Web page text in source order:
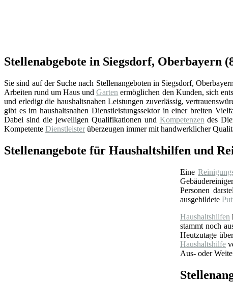
Stellenabgebote in Siegsdorf, Oberbayern
Sie sind auf der Suche nach Stellenangeboten in Siegsdorf,
Arbeiten rund um Haus undGarten ermöglichen den Kunden, sich
und erledigt die haushaltsnahen Leistungen zuverlässig,
gibt es im haushaltsnahen Dienstleistungssektor in einer breiten
Dabei sind die jeweiligen Qualifikationen und Kompetenzen des
Kompetente Dienstleister überzeugen immer mit handwerklicher
Stellenangebote für Haushaltshilfen und
Eine
Personen
ausgebildete
Haushaltshilfen
stammt noch
Heutzutage
Haushaltshilfe
Aus- oder